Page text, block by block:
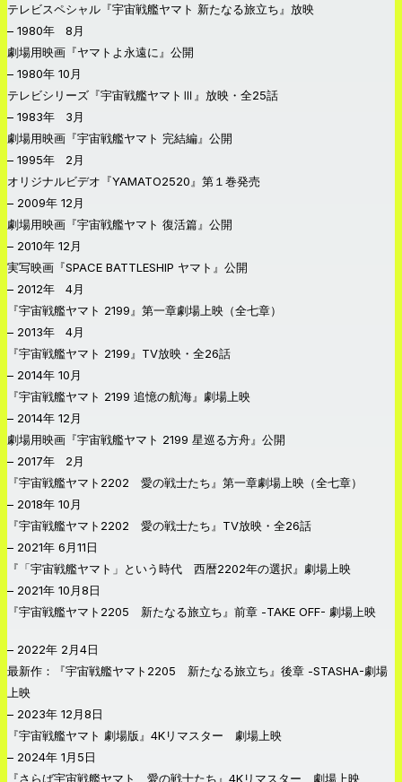
テレビスペシャル『宇宙戦艦ヤマト 新たなる旅立ち』放映
– 1980年 8月
劇場用映画『ヤマトよ永遠に』公開
– 1980年 10月
テレビシリーズ『宇宙戦艦ヤマトⅢ』放映・全25話
– 1983年 3月
劇場用映画『宇宙戦艦ヤマト 完結編』公開
– 1995年 2月
オリジナルビデオ『YAMATO2520』第１巻発売
– 2009年 12月
劇場用映画『宇宙戦艦ヤマト 復活篇』公開
– 2010年 12月
実写映画『SPACE BATTLESHIP ヤマト』公開
– 2012年 4月
『宇宙戦艦ヤマト 2199』第一章劇場上映（全七章）
– 2013年 4月
『宇宙戦艦ヤマト 2199』TV放映・全26話
– 2014年 10月
『宇宙戦艦ヤマト 2199 追憶の航海』劇場上映
– 2014年 12月
劇場用映画『宇宙戦艦ヤマト 2199 星巡る方舟』公開
– 2017年 2月
『宇宙戦艦ヤマト2202 愛の戦士たち』第一章劇場上映（全七章）
– 2018年 10月
『宇宙戦艦ヤマト2202 愛の戦士たち』TV放映・全26話
– 2021年 6月11日
『「宇宙戦艦ヤマト」という時代 西暦2202年の選択』劇場上映
– 2021年 10月8日
『宇宙戦艦ヤマト2205 新たなる旅立ち』前章 -TAKE OFF- 劇場上映
– 2022年 2月4日
最新作：『宇宙戦艦ヤマト2205 新たなる旅立ち』後章 -STASHA-劇場
上映
– 2023年 12月8日
『宇宙戦艦ヤマト 劇場版』4Kリマスター 劇場上映
– 2024年 1月5日
『さらば宇宙戦艦ヤマト 愛の戦士たち』4Kリマスター 劇場上映